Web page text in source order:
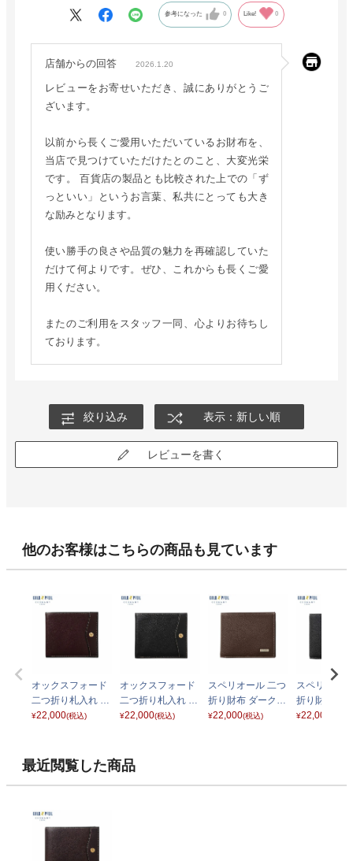
参考になった 0 Like! 0
店舗からの回答 2026.1.20
レビューをお寄せいただき、誠にありがとうご
ざいます。
以前から長くご愛用いただいているお財布を、
当店で見つけていただけたとのこと、大変光栄
です。 百貨店の製品とも比較された上での「ず
っといい」というお言葉、私共にとっても大き
な励みとなります。
使い勝手の良さや品質の魅力を再確認していた
だけて何よりです。ぜひ、これからも長くご愛
用ください。
またのご利用をスタッフ一同、心よりお待ちし
ております。
絞り込み 表示：新しい順
レビューを書く
他のお客様はこちらの商品も見ています
オックスフォード
二つ折り札入れ バ
ーガンディ
¥22,000(税込)
オックスフォード
二つ折り札入れ ブ
ラック
¥22,000(税込)
スペリオール 二つ
折り財布 ダークブ
ラウン
¥22,000(税込)
スペリオー
折り財布 ブ
¥22,000
最近閲覧した商品